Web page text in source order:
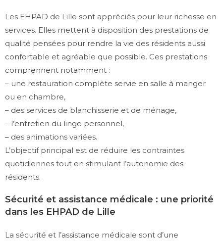
Les EHPAD de Lille sont appréciés pour leur richesse en
services. Elles mettent à disposition des prestations de
qualité pensées pour rendre la vie des résidents aussi
confortable et agréable que possible. Ces prestations
comprennent notamment :
– une restauration complète servie en salle à manger
ou en chambre,
– des services de blanchisserie et de ménage,
– l’entretien du linge personnel,
– des animations variées.
L’objectif principal est de réduire les contraintes
quotidiennes tout en stimulant l’autonomie des
résidents.
Sécurité et assistance médicale : une priorité
dans les EHPAD de Lille
La sécurité et l’assistance médicale sont d’une